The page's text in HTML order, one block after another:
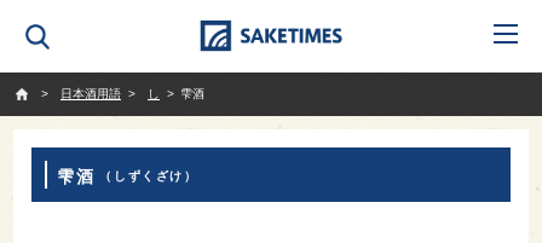
日本酒用語
し 雫酒
雫酒 （しずくざけ）